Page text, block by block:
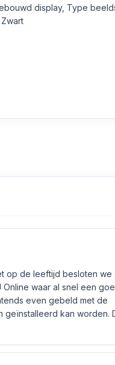
display, Type
op de leeftijd besloten we
waar al snel een
kan worden.
De vriendelijke
geen loze woorden: om